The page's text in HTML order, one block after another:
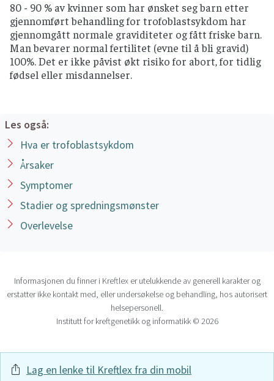
80 - 90 % av kvinner som har ønsket seg barn etter
gjennomført behandling for trofoblastsykdom har
gjennomgått normale graviditeter og fått friske barn.
Man bevarer normal fertilitet (evne til å bli gravid)
100%. Det er ikke påvist økt risiko for abort, for tidlig
fødsel eller misdannelser.
Les også:
Hva er trofoblastsykdom
Årsaker
Symptomer
Stadier og spredningsmønster
Overlevelse
Informasjonen du finner i Kreftlex er utelukkende av generell karakter og
erstatter ikke kontakt med, eller undersøkelse og behandling, hos autorisert
helsepersonell.
Institutt for kreftgenetikk og informatikk © 2026
Lag en lenke til Kreftlex fra din mobil